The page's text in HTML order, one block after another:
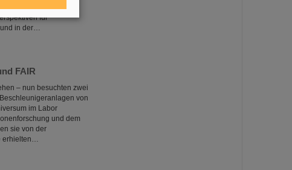
durch
für
und in der…
FAIR
– nun besuchten zwei
von
im Labor
und dem
sie von der
erhielten…